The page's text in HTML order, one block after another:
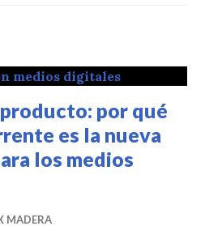
por qué
es la nueva
los medios
MADERA